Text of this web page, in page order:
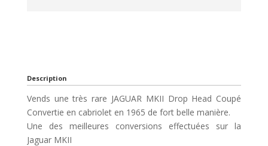
Description
Vends une très rare JAGUAR MKII Drop Head Coupé
Convertie en cabriolet en 1965 de fort belle manière.
Une des meilleures conversions effectuées sur la
Jaguar MKII